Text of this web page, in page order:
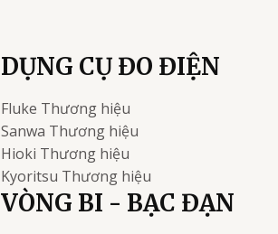
DỤNG CỤ ĐO ĐIỆN
Fluke Thương hiệu
Sanwa Thương hiệu
Hioki Thương hiệu
Kyoritsu Thương hiệu
VÒNG BI - BẠC ĐẠN